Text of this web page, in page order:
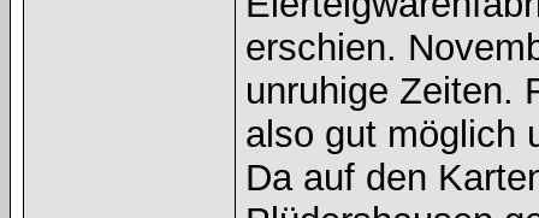
erschien.
unruhige Zeiten.
also gut möglich
Da auf den